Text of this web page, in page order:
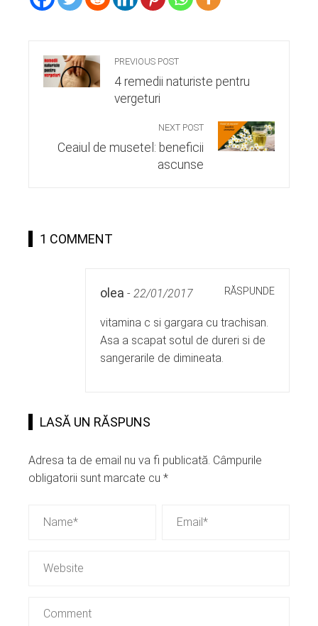
PREVIOUS POST
4 remedii naturiste pentru
vergeturi
NEXT POST
Ceaiul de musetel: beneficii
ascunse
1 COMMENT
olea - 22/01/2017 RĂSPUNDE
vitamina c si gargara cu trachisan.
Asa a scapat sotul de dureri si de
sangerarile de dimineata.
LASĂ UN RĂSPUNS
Adresa ta de email nu va fi publicată. Câmpurile
obligatorii sunt marcate cu *